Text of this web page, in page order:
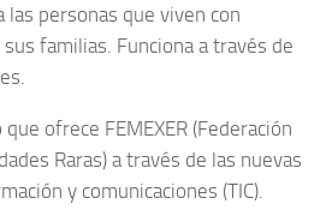
las personas que viven con
familias. Funciona a través de
ofrece FEMEXER (Federación
Raras) a través de las nuevas
y comunicaciones (TIC).